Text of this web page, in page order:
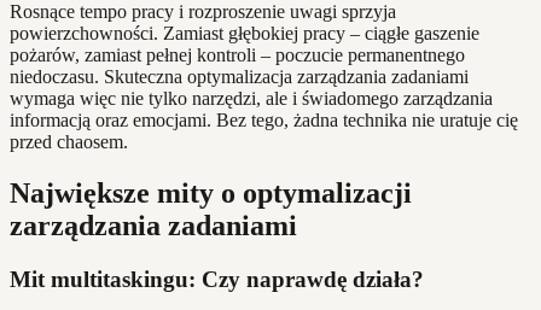
Rosnące tempo pracy i rozproszenie uwagi sprzyja
powierzchowności. Zamiast głębokiej pracy – ciągłe gaszenie
pożarów, zamiast pełnej kontroli – poczucie permanentnego
niedoczasu. Skuteczna optymalizacja zarządzania zadaniami
wymaga więc nie tylko narzędzi, ale i świadomego zarządzania
informacją oraz emocjami. Bez tego, żadna technika nie uratuje cię
przed chaosem.
Największe mity o optymalizacji
zarządzania zadaniami
Mit multitaskingu: Czy naprawdę działa?